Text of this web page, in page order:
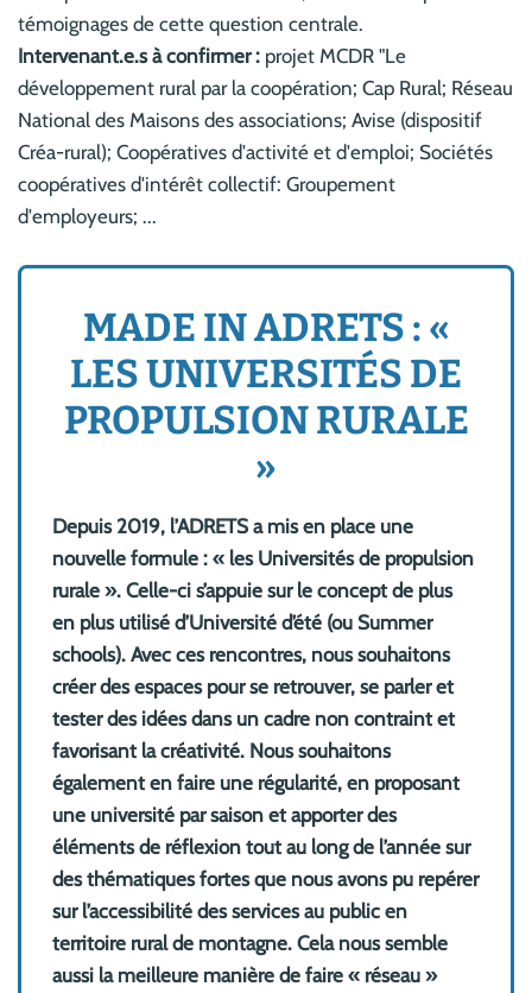
témoignages de cette question centrale.
Intervenant.e.s à confirmer : projet MCDR "Le
développement rural par la coopération; Cap Rural; Réseau
National des Maisons des associations; Avise (dispositif
Créa-rural); Coopératives d'activité et d'emploi; Sociétés
coopératives d'intérêt collectif: Groupement
d'employeurs; ...
MADE IN ADRETS : «
LES UNIVERSITÉS DE
PROPULSION RURALE
»
Depuis 2019, l’ADRETS a mis en place une
nouvelle formule : « les Universités de propulsion
rurale ». Celle-ci s’appuie sur le concept de plus
en plus utilisé d’Université d’été (ou Summer
schools). Avec ces rencontres, nous souhaitons
créer des espaces pour se retrouver, se parler et
tester des idées dans un cadre non contraint et
favorisant la créativité. Nous souhaitons
également en faire une régularité, en proposant
une université par saison et apporter des
éléments de réflexion tout au long de l’année sur
des thématiques fortes que nous avons pu repérer
sur l’accessibilité des services au public en
territoire rural de montagne. Cela nous semble
aussi la meilleure manière de faire « réseau »